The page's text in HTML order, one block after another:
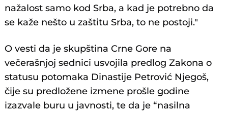
nažalost samo kod Srba, a kad je potrebno da
se kaže nešto u zaštitu Srba, to ne postoji."
O vesti da je skupština Crne Gore na
večerašnjoj sednici usvojila predlog Zakona o
statusu potomaka Dinastije Petrović Njegoš,
čije su predložene izmene prošle godine
izazvale buru u javnosti, te da je “nasilna